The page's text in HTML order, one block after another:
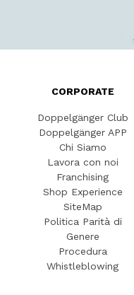
CORPORATE
Doppelgänger Club
Doppelgänger APP
Chi Siamo
Lavora con noi
Franchising
Shop Experience
SiteMap
Politica Parità di
Genere
Procedura
Whistleblowing